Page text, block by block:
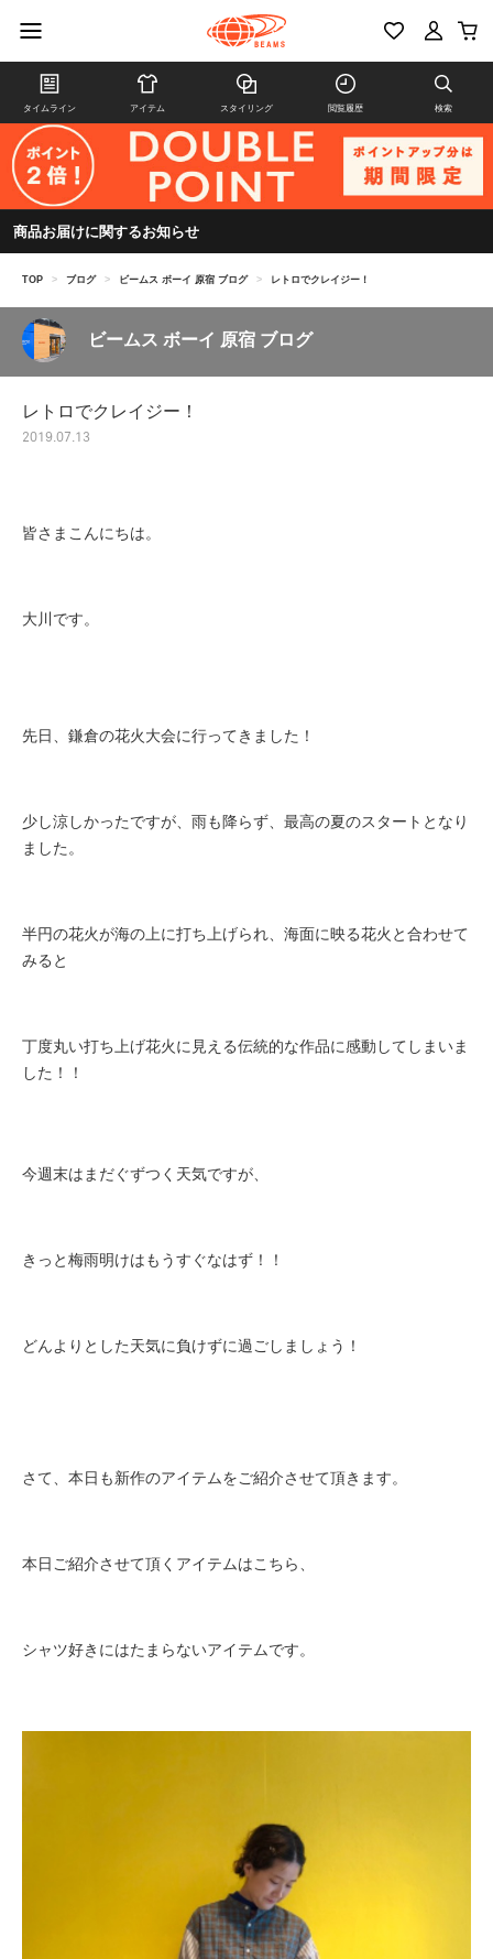
タイムライン アイテム スタイリング 閲覧履歴 検索
商品お届けに関するお知らせ
TOP > ブログ > ビームス ボーイ 原宿 ブログ > レトロでクレイジー！
ビームス ボーイ 原宿 ブログ
レトロでクレイジー！
2019.07.13
皆さまこんにちは。
大川です。
先日、鎌倉の花火大会に行ってきました！
少し涼しかったですが、雨も降らず、最高の夏のスタートとなり
ました。
半円の花火が海の上に打ち上げられ、海面に映る花火と合わせて
みると
丁度丸い打ち上げ花火に見える伝統的な作品に感動してしまいま
した！！
今週末はまだぐずつく天気ですが、
きっと梅雨明けはもうすぐなはず！！
どんよりとした天気に負けずに過ごしましょう！
さて、本日も新作のアイテムをご紹介させて頂きます。
本日ご紹介させて頂くアイテムはこちら、
シャツ好きにはたまらないアイテムです。